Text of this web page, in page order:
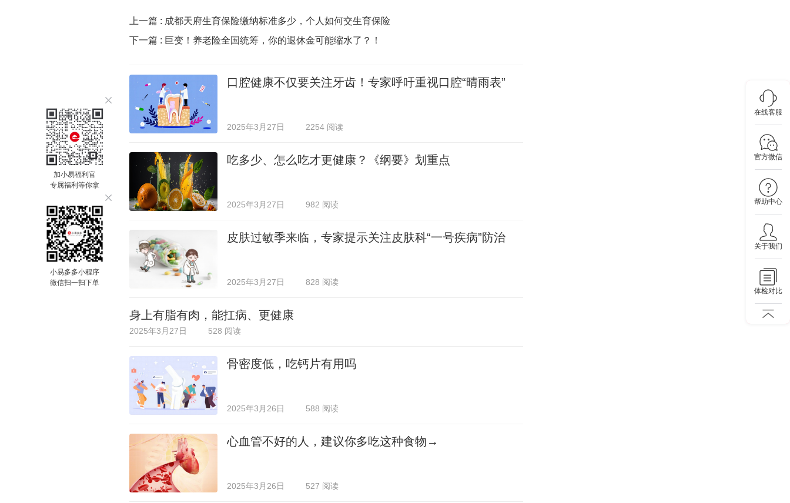
在线客服
官方微信
帮助中心
关于我们
体检对比
加小易福利官
专属福利等你拿
小易多多小程序
微信扫一扫下单
上一篇 : 成都天府生育保险缴纳标准多少，个人如何交生育保险
下一篇 : 巨变！养老险全国统筹，你的退休金可能缩水了？！
口腔健康不仅要关注牙齿！专家呼吁重视口腔“晴雨表”
2025年3月27日 2254 阅读
吃多少、怎么吃才更健康？《纲要》划重点
2025年3月27日 982 阅读
皮肤过敏季来临，专家提示关注皮肤科“一号疾病”防治
2025年3月27日 828 阅读
身上有脂有肉，能扛病、更健康
2025年3月27日 528 阅读
骨密度低，吃钙片有用吗
2025年3月26日 588 阅读
心血管不好的人，建议你多吃这种食物→
2025年3月26日 527 阅读